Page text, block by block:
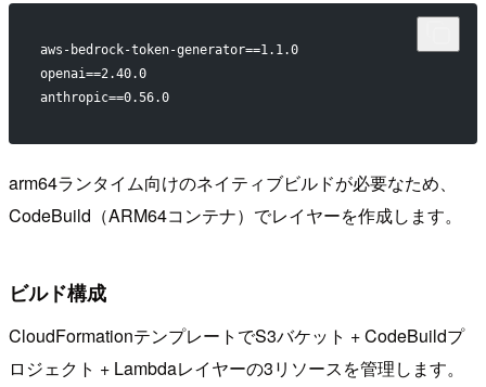
aws-bedrock-token-generator==1.1.0
openai==2.40.0
anthropic==0.56.0
arm64ランタイム向けのネイティブビルドが必要なため、
CodeBuild（ARM64コンテナ）でレイヤーを作成します。
ビルド構成
CloudFormationテンプレートでS3バケット + CodeBuildプ
ロジェクト + Lambdaレイヤーの3リソースを管理します。